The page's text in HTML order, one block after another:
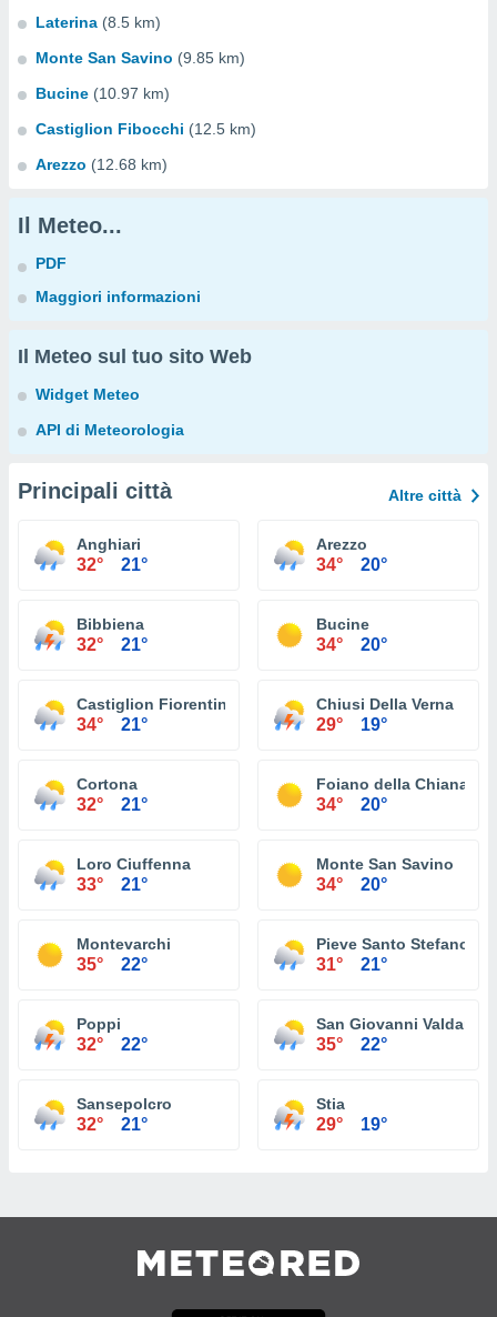
Laterina (8.5 km)
Monte San Savino (9.85 km)
Bucine (10.97 km)
Castiglion Fibocchi (12.5 km)
Arezzo (12.68 km)
Il Meteo...
PDF
Maggiori informazioni
Il Meteo sul tuo sito Web
Widget Meteo
API di Meteorologia
Principali città Altre città
Anghiari
32° 21°
Arezzo
34° 20°
Bibbiena
32° 21°
Bucine
34° 20°
Castiglion Fiorentino
34° 21°
Chiusi Della Verna
29° 19°
Cortona
32° 21°
Foiano della Chiana
34° 20°
Loro Ciuffenna
33° 21°
Monte San Savino
34° 20°
Montevarchi
35° 22°
Pieve Santo Stefano
31° 21°
Poppi
32° 22°
San Giovanni Valdarno
35° 22°
Sansepolcro
32° 21°
Stia
29° 19°